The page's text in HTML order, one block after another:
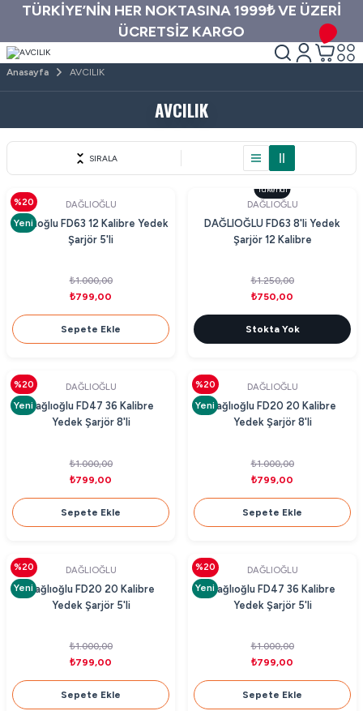
TÜRKİYE’NİN HER NOKTASINA 1999₺ VE ÜZERİ
ÜCRETSİZ KARGO
Anasayfa AVCILIK
AVCILIK
SIRALA
%20
Yeni
DAĞLIOĞLU
Dağlıoğlu FD63 12 Kalibre Yedek
Şarjör 5'li
₺1.000,00
₺799,00
Sepete Ekle
Tükendi
DAĞLIOĞLU
DAĞLIOĞLU FD63 8'li Yedek
Şarjör 12 Kalibre
₺1.250,00
₺750,00
Stokta Yok
%20
Yeni
DAĞLIOĞLU
Dağlıoğlu FD47 36 Kalibre
Yedek Şarjör 8'li
₺1.000,00
₺799,00
Sepete Ekle
%20
Yeni
DAĞLIOĞLU
Dağlıoğlu FD20 20 Kalibre
Yedek Şarjör 8'li
₺1.000,00
₺799,00
Sepete Ekle
%20
Yeni
DAĞLIOĞLU
Dağlıoğlu FD20 20 Kalibre
Yedek Şarjör 5'li
₺1.000,00
₺799,00
Sepete Ekle
%20
Yeni
DAĞLIOĞLU
Dağlıoğlu FD47 36 Kalibre
Yedek Şarjör 5'li
₺1.000,00
₺799,00
Sepete Ekle